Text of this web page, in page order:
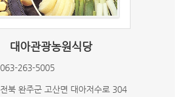
대아관광농원식당
063-263-5005
전북 완주군 고산면 대아저수로 304